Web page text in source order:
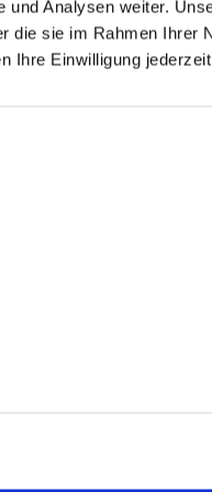
Analysen weiter.
die sie im Rahmen
Ihre Einwilligung